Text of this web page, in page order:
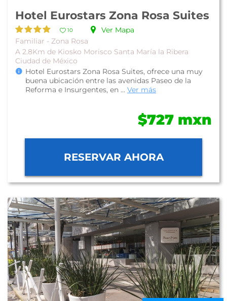
Hotel Eurostars Zona Rosa Suites
10
Ver Mapa
Familiar - Zona Rosa
A 2.8Km de Kiosko Morisco Santa María la Ribera
Ciudad de México
Hotel Eurostars Zona Rosa Suites, ofrece una muy
buena ubicación entre las avenidas Paseo de la
Reforma e Insurgentes, en ... Ver más
$727 mxn
RESERVAR AHORA